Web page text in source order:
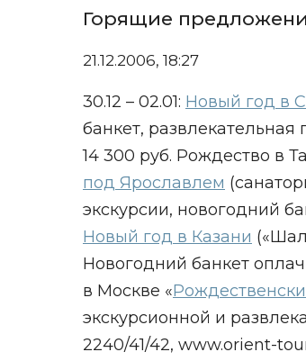
Горящие
21.12.2006, 18:27
30.12 – 02.01: Новый год в
банкет, развлекательная
14 300 руб. Рождество в
под Ярославлем
экскурсии, новогодний
Новый год в Казани
Новогодний банкет
в Москве «
экскурсионной и
2240/41/42, www.orient-